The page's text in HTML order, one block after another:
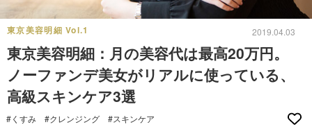
東京美容明細 Vol.1 2019.04.03
東京美容明細：月の美容代は最高20万円。
ノーファンデ美女がリアルに使っている、
高級スキンケア3選
#くすみ #クレンジング #スキンケア